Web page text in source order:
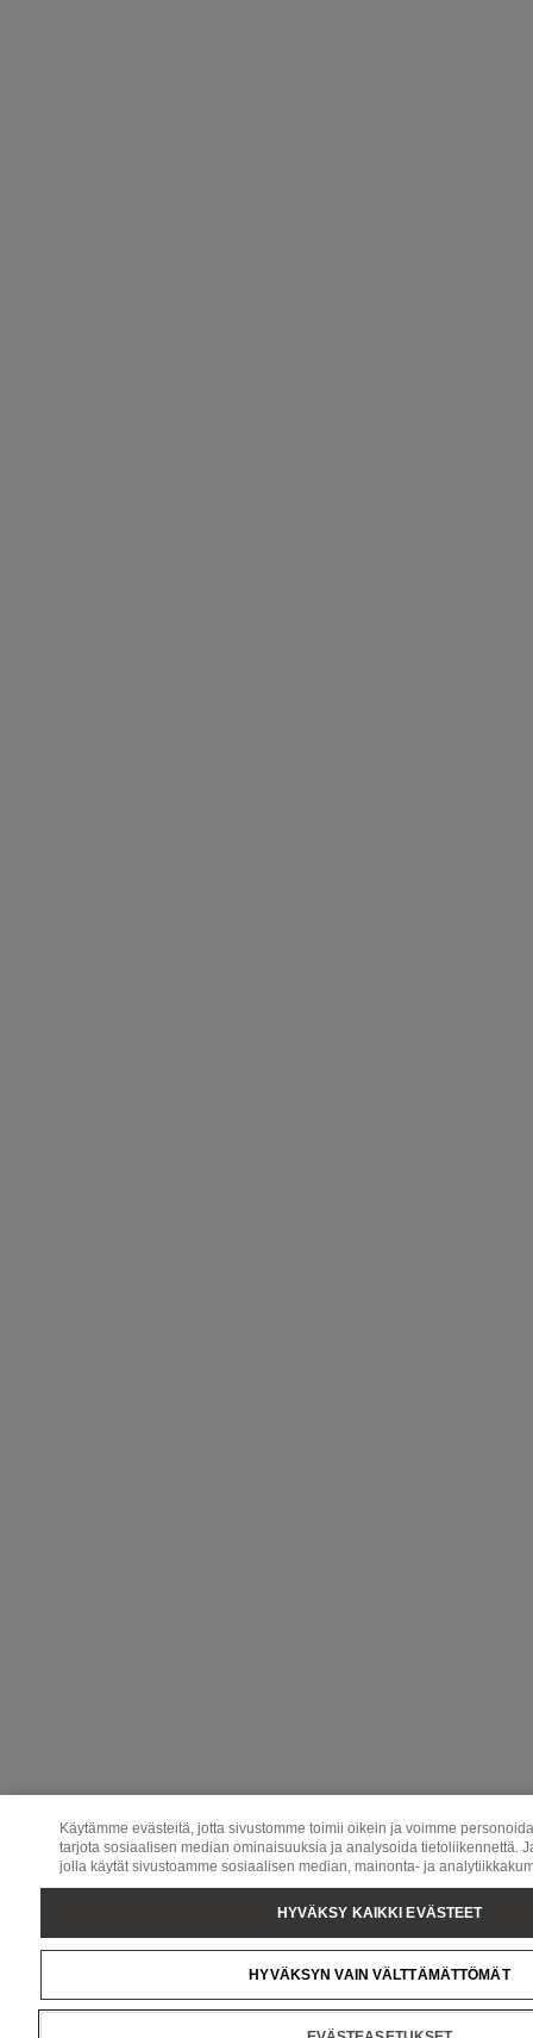
Käytämme evästeitä, jotta sivustomme toimii oikein ja voimme
tarjota sosiaalisen median ominaisuuksia ja analysoida tietoliikennettä.
jolla käytät sivustoamme sosiaalisen median, mainonta- ja
HYVÄKSYN VAIN VÄLTTÄMÄTTÖMÄT
HYVÄKSY KAIKKI EVÄSTEET